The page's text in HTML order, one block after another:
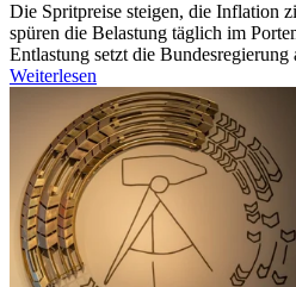
Die Spritpreise steigen, die Inflation
spüren die Belastung täglich im
Entlastung setzt die
Weiterlesen